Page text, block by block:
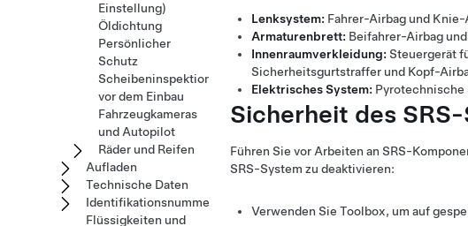
Lenksystem: Fahrer-Airbag und Knie-
Armaturenbrett: Beifahrer-Airbag
Innenraumverkleidung: Steuergerät
Sicherheitsgurtstraffer und Kopf-
Elektrisches System: Pyrotechnische
Sicherheit des
Führen Sie vor Arbeiten an SRS-
SRS-System zu deaktivieren:
Verwenden Sie Toolbox, um auf
Einstellung)
Öldichtung
Persönlicher
Schutz
Scheibeninspektion
vor dem Einbau
Fahrzeugkameras
und Autopilot
Räder und Reifen
Aufladen
Technische Daten
Identifikationsnummern
Flüssigkeiten und